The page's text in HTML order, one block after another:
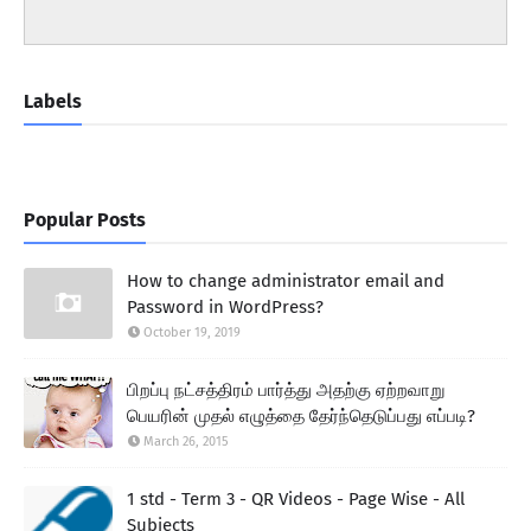
Labels
Popular Posts
How to change administrator email and
Password in WordPress?
October 19, 2019
பிறப்பு நட்சத்திரம் பார்த்து அதற்கு ஏற்றவாறு
பெயரின் முதல் எழுத்தை தேர்ந்தெடுப்பது எப்படி?
March 26, 2015
1 std - Term 3 - QR Videos - Page Wise - All
Subjects